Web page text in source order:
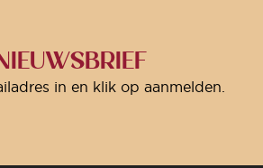
in en klik op aanmelden.